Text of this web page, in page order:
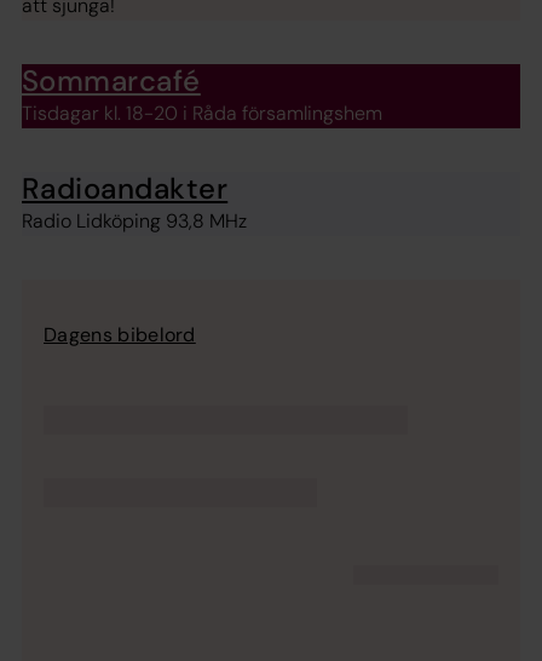
Sommarcafé
Tisdagar kl. 18-20 i Råda församlingshem
Radioandakter
Radio Lidköping 93,8 MHz
Dagens bibelord